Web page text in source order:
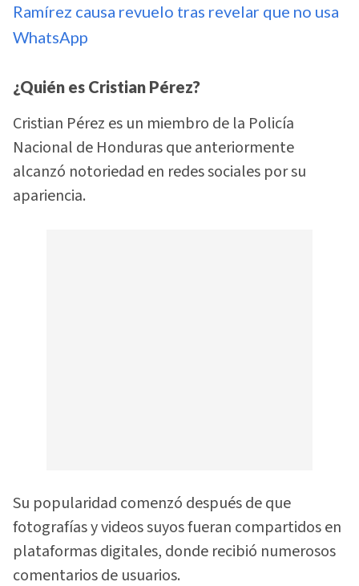
Ramírez causa revuelo tras revelar que no usa
WhatsApp
¿Quién es Cristian Pérez?
Cristian Pérez es un miembro de la Policía
Nacional de Honduras que anteriormente
alcanzó notoriedad en redes sociales por su
apariencia.
Su popularidad comenzó después de que
fotografías y videos suyos fueran compartidos en
plataformas digitales, donde recibió numerosos
comentarios de usuarios.